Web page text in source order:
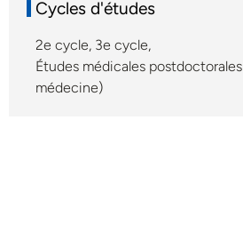
Cycles d'études
2e cycle, 3e cycle,
Études médicales
médecine)